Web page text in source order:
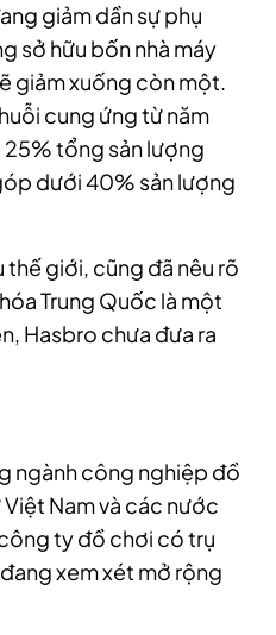
giảm dần sự phụ
sở hữu bốn nhà máy
giảm xuống còn một.
cung ứng từ năm
tổng sản lượng
dưới 40% sản lượng
giới, cũng đã nêu rõ
Trung Quốc là một
Hasbro chưa đưa ra
ngành công nghiệp đồ
Nam và các nước
ty đồ chơi có trụ
xem xét mở rộng